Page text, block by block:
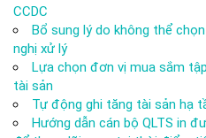
CCDC
Bổ sung lý do không thể
nghị xử lý
Lựa chọn đơn vị mua sắm
tài sản
Tự động ghi tăng tài sản hạ
Hướng dẫn cán bộ QLTS in